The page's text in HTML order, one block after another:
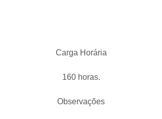
Carga Horária
160 horas.
Observações